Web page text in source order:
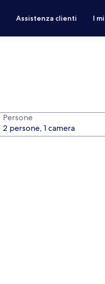
Assistenza clienti I
Persone